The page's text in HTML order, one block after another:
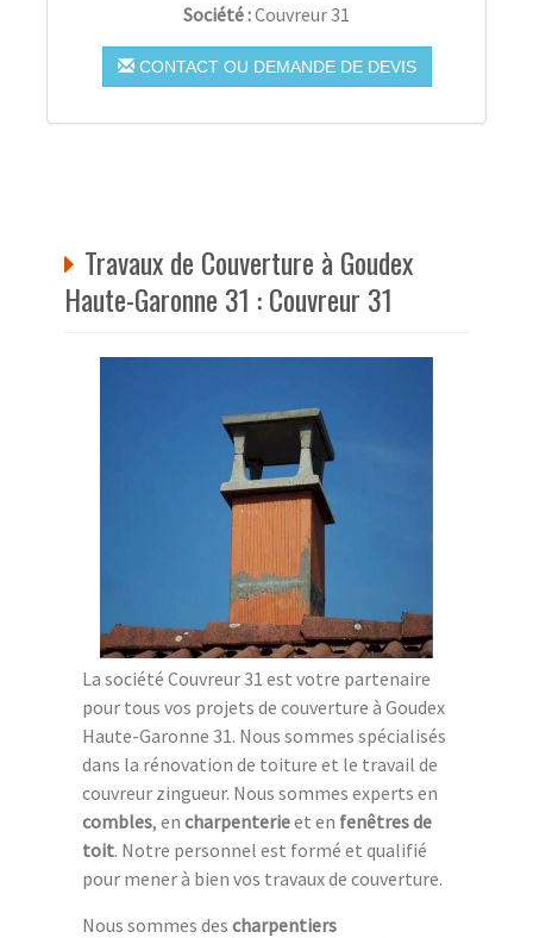
Société :Couvreur 31
CONTACT OU DEMANDE DE DEVIS
Travaux de Couverture à Goudex
Haute-Garonne 31 : Couvreur 31
La société Couvreur 31 est votre partenaire
pour tous vos projets de couverture à Goudex
Haute-Garonne 31. Nous sommes spécialisés
dans la rénovation de toiture et le travail de
couvreur zingueur. Nous sommes experts en
combles, en charpenterieet en fenêtres de
toit. Notre personnel est formé et qualifié
pour mener à bien vos travaux de couverture.
Nous sommes des charpentiers